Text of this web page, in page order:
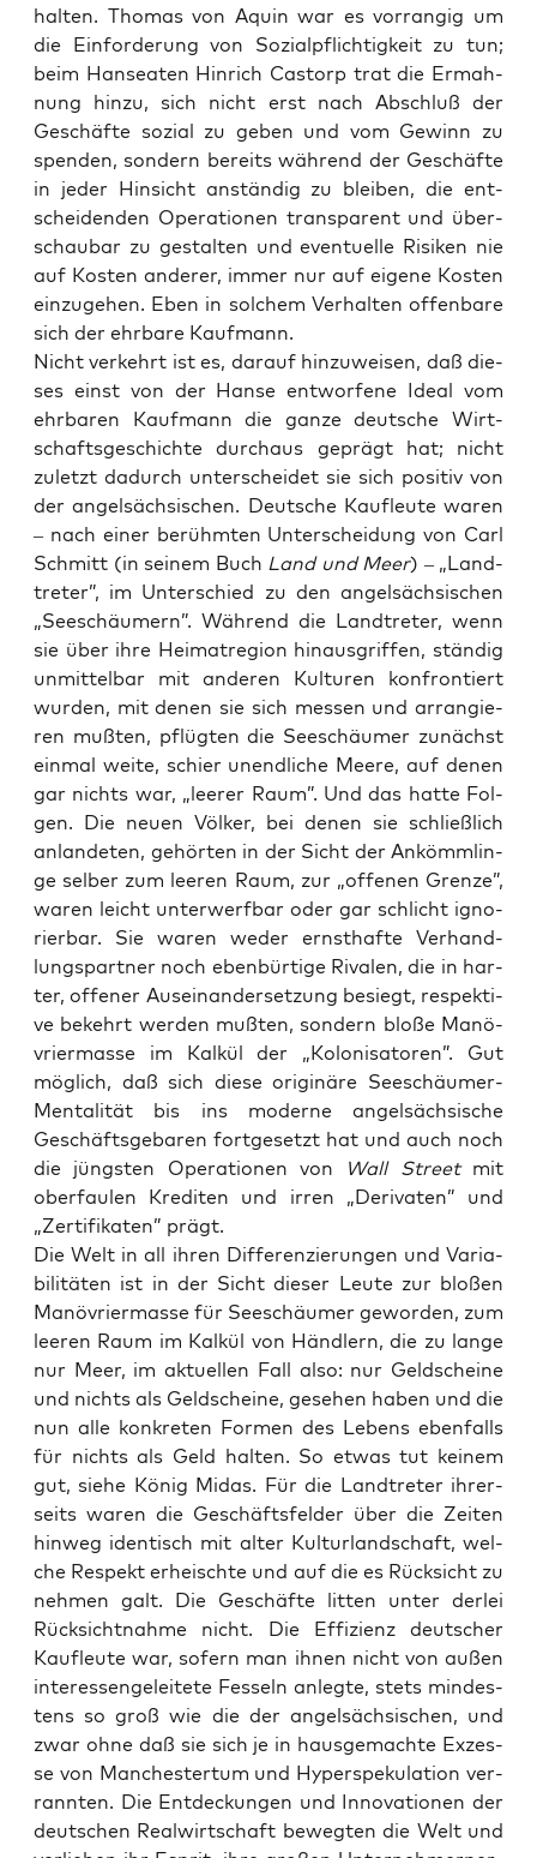
hal­ten. Tho­mas von Aquin war es vor­ran­gig um
die Ein­for­de­rung von Sozi­al­pflich­tig­keit zu tun;
beim Han­sea­ten Hin­rich Cas­torp trat die Ermah­
nung hin­zu, sich nicht erst nach Abschluß der
Geschäf­te sozi­al zu geben und vom Gewinn zu
spen­den, son­dern bereits wäh­rend der Geschäf­te
in jeder Hin­sicht anstän­dig zu blei­ben, die ent­
schei­den­den Ope­ra­tio­nen trans­pa­rent und über­
schau­bar zu gestal­ten und even­tu­el­le Risi­ken nie
auf Kos­ten ande­rer, immer nur auf eige­ne Kos­ten
ein­zu­ge­hen. Eben in sol­chem Ver­hal­ten offen­ba­re
sich der ehr­ba­re Kaufmann.
Nicht ver­kehrt ist es, dar­auf hin­zu­wei­sen, daß die­
ses einst von der Han­se ent­wor­fe­ne Ide­al vom
ehr­ba­ren Kauf­mann die gan­ze deut­sche Wirt­
schafts­ge­schich­te durch­aus geprägt hat; nicht
zuletzt dadurch unter­schei­det sie sich posi­tiv von
der angel­säch­si­schen. Deut­sche Kauf­leu­te waren
– nach einer berühm­ten Unter­schei­dung von Carl
Schmitt (in sei­nem Buch Land und Meer) – „Land­
tre­ter”, im Unter­schied zu den angel­säch­si­schen
„See­schäu­mern”. Wäh­rend die Land­tre­ter, wenn
sie über ihre Hei­mat­re­gi­on hin­aus­grif­fen, stän­dig
unmit­tel­bar mit ande­ren Kul­tu­ren kon­fron­tiert
wur­den, mit denen sie sich mes­sen und arran­gie­
ren muß­ten, pflüg­ten die See­schäu­mer zunächst
ein­mal wei­te, schier unend­li­che Mee­re, auf denen
gar nichts war, „lee­rer Raum”. Und das hat­te Fol­
gen. Die neu­en Völ­ker, bei denen sie schließ­lich
anlan­de­ten, gehör­ten in der Sicht der Ankömm­lin­
ge sel­ber zum lee­ren Raum, zur „offe­nen Gren­ze”,
waren leicht unter­werf­bar oder gar schlicht igno­
rier­bar. Sie waren weder ernst­haf­te Ver­hand­
lungs­part­ner noch eben­bür­ti­ge Riva­len, die in har­
ter, offe­ner Aus­ein­an­der­set­zung besiegt, respek­ti­
ve bekehrt wer­den muß­ten, son­dern blo­ße Manö­
vrier­mas­se im Kal­kül der „Kolo­ni­sa­to­ren”. Gut
mög­lich, daß sich die­se ori­gi­nä­re See­schäu­mer-
Men­ta­li­tät bis ins moder­ne angel­säch­si­sche
Geschäfts­ge­ba­ren fort­ge­setzt hat und auch noch
die jüngs­ten Ope­ra­tio­nen von
Wall Streetmit
ober­fau­len Kre­di­ten und irren „Deri­va­ten” und
„Zer­ti­fi­ka­ten” prägt.
Die Welt in all ihren Dif­fe­ren­zie­run­gen und Varia­
bi­li­tä­ten ist in der Sicht die­ser Leu­te zur blo­ßen
Manö­vrier­mas­se für See­schäu­mer gewor­den, zum
lee­ren Raum im Kal­kül von Händ­lern, die zu lan­ge
nur Meer, im aktu­el­len Fall also: nur Geld­schei­ne
und nichts als Geld­schei­ne, gese­hen haben und die
nun alle kon­kre­ten For­men des Lebens eben­falls
für nichts als Geld hal­ten. So etwas tut kei­nem
gut, sie­he König Midas. Für die Land­tre­ter ihrer­
seits waren die Geschäfts­fel­der über die Zei­ten
hin­weg iden­tisch mit alter Kul­tur­land­schaft, wel­
che Respekt erheisch­te und auf die es Rück­sicht zu
neh­men galt. Die Geschäf­te lit­ten unter der­lei
Rück­sicht­nah­me nicht. Die Effi­zi­enz deut­scher
Kauf­leu­te war, sofern man ihnen nicht von außen
inter­es­sen­ge­lei­te­te Fes­seln anleg­te, stets min­des­
tens so groß wie die der angel­säch­si­schen, und
zwar ohne daß sie sich je in haus­ge­mach­te Exzes­
se von Man­ches­ter­tum und Hyper­spe­ku­la­ti­on ver­
rann­ten. Die Ent­de­ckun­gen und Inno­va­tio­nen der
deut­schen Real­wirt­schaft beweg­ten die Welt und